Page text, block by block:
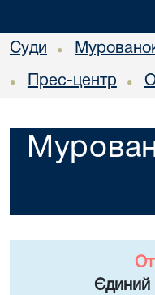
Суди •
• Прес-центр •
Єдиний